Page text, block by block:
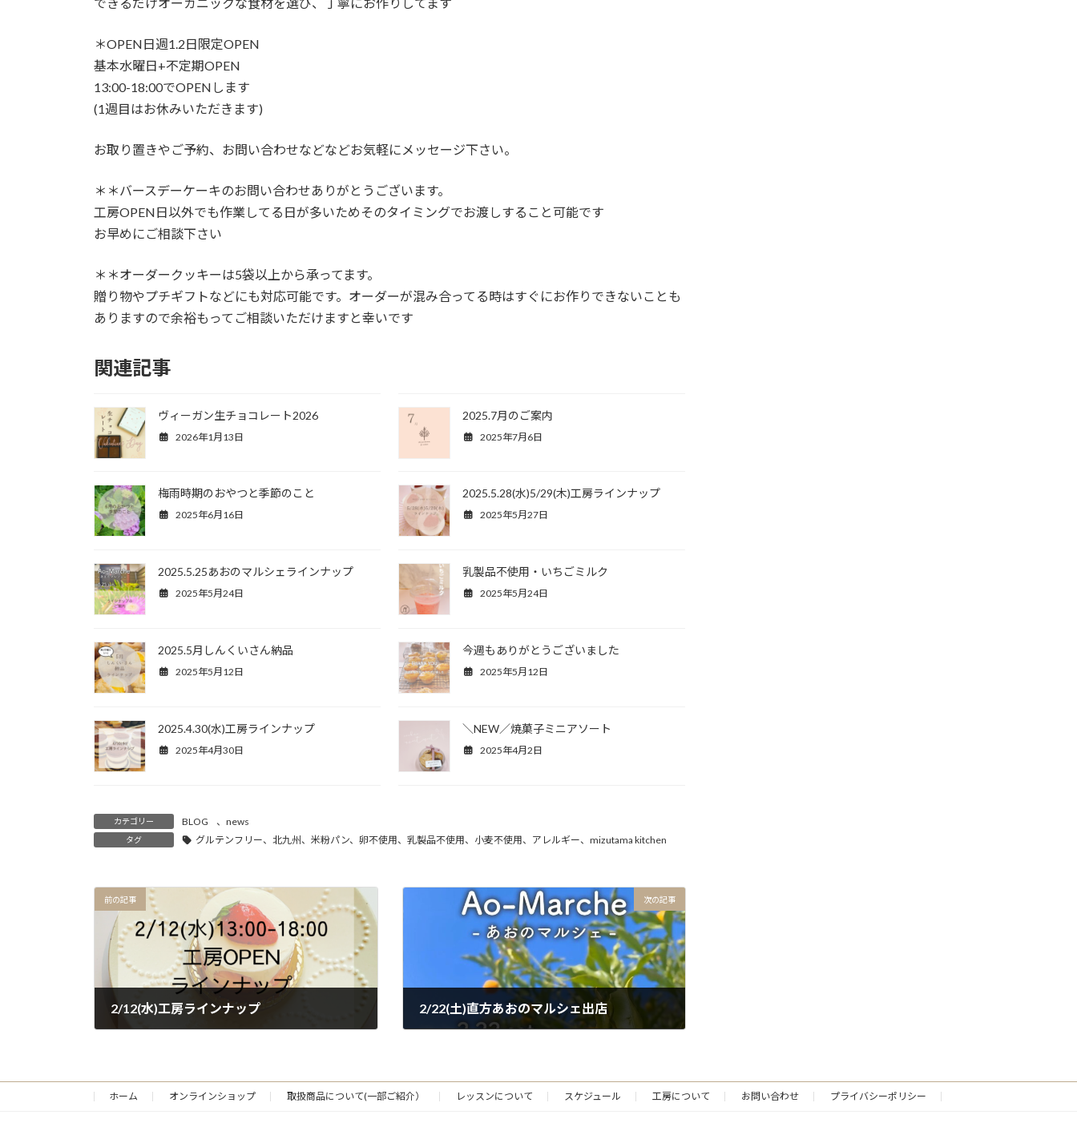
＊OPEN日週1.2日限定OPEN
基本水曜日+不定期OPEN
13:00-18:00でOPENします
(1週目はお休みいただきます)
お取り置きやご予約、お問い合わせなどなどお気軽にメッセージ下さい。
＊＊バースデーケーキのお問い合わせありがとうございます。
工房OPEN日以外でも作業してる日が多いためそのタイミングでお渡しすること可能です
お早めにご相談下さい
＊＊オーダークッキーは5袋以上から承ってます。
贈り物やプチギフトなどにも対応可能です。オーダーが混み合ってる時はすぐにお作りできないことも
ありますので余裕もってご相談いただけますと幸いです
関連記事
ヴィーガン生チョコレート2026
2026年1月13日
2025.7月のご案内
2025年7月6日
梅雨時期のおやつと季節のこと
2025年6月16日
2025.5.28(水)5/29(木)工房ラインナップ
2025年5月27日
2025.5.25あおのマルシェラインナップ
2025年5月24日
乳製品不使用・いちごミルク
2025年5月24日
2025.5月しんくいさん納品
2025年5月12日
今週もありがとうございました
2025年5月12日
2025.4.30(水)工房ラインナップ
2025年4月30日
＼NEW／焼菓子ミニアソート
2025年4月2日
カテゴリー BLOG 、 news
タグ グルテンフリー、北九州、米粉パン、卵不使用、乳製品不使用、小麦不使用、アレルギー、mizutama kitchen
前の記事
2/12(水)工房ラインナップ
次の記事
2/22(土)直方あおのマルシェ出店
ホーム オンラインショップ 取扱商品について(一部ご紹介） レッスンについて スケジュール 工房について お問い合わせ プライバシーポリシー